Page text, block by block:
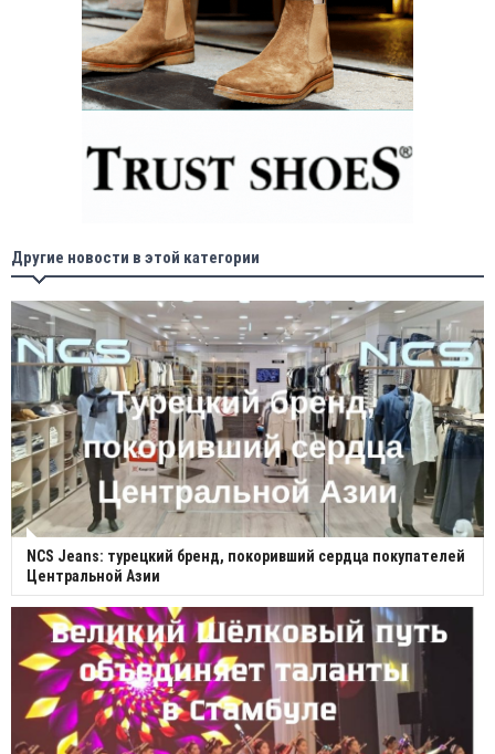
Другие новости в этой категории
NCS Jeans: турецкий бренд, покоривший сердца покупателей
Центральной Азии